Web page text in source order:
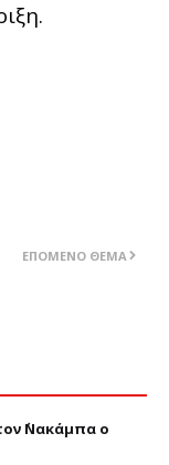
ΕΠΌΜΕΝΟ ΘΈΜΑ
΄Νακάμπα ο